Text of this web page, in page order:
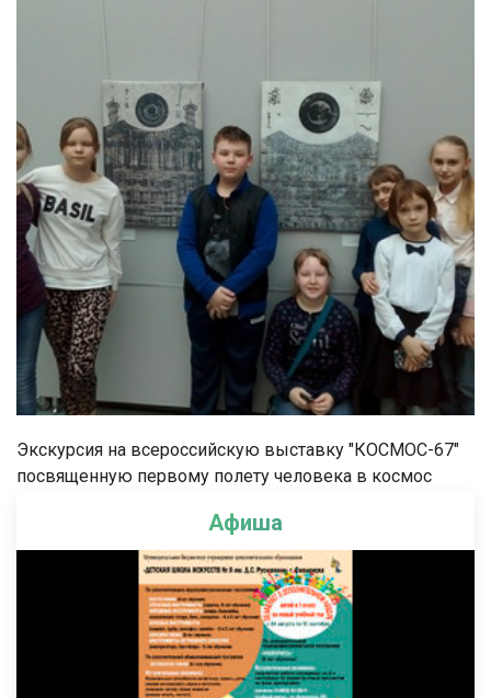
Афиша
Экскурсия на всероссийскую выставку "КОСМОС-67"
посвященную первому полету человека в космос